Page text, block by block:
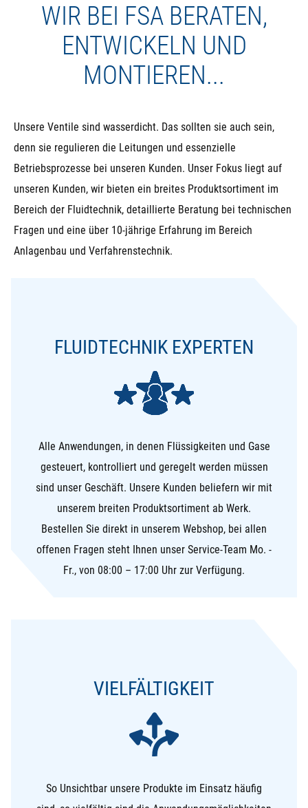
WIR BEI FSA BERATEN,
ENTWICKELN UND
MONTIEREN...
Unsere Ventile sind wasserdicht. Das sollten sie auch sein,
denn sie regulieren die Leitungen und essenzielle
Betriebsprozesse bei unseren Kunden. Unser Fokus liegt auf
unseren Kunden, wir bieten ein breites Produktsortiment im
Bereich der Fluidtechnik, detaillierte Beratung bei technischen
Fragen und eine über 10-jährige Erfahrung im Bereich
Anlagenbau und Verfahrenstechnik.
FLUIDTECHNIK EXPERTEN
Alle Anwendungen, in denen Flüssigkeiten und Gase
gesteuert, kontrolliert und geregelt werden müssen
sind unser Geschäft. Unsere Kunden beliefern wir mit
unserem breiten Produktsortiment ab Werk.
Bestellen Sie direkt in unserem Webshop, bei allen
offenen Fragen steht Ihnen unser Service-Team Mo. -
Fr., von 08:00 – 17:00 Uhr zur Verfügung.
VIELFÄLTIGKEIT
So Unsichtbar unsere Produkte im Einsatz häufig